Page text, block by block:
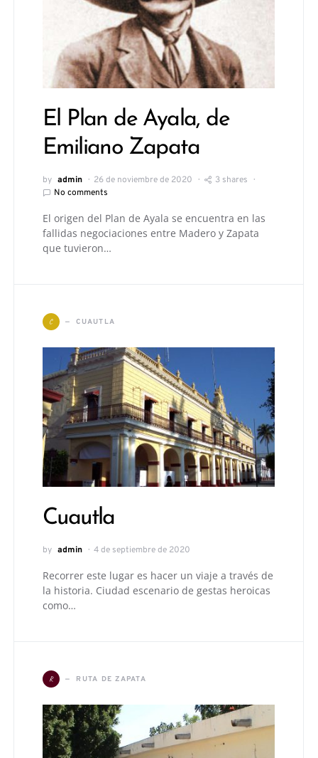
El Plan de Ayala, de
Emiliano Zapata
by admin 26 de noviembre de 2020
3 shares
No comments
El origen del Plan de Ayala se encuentra en las
fallidas negociaciones entre Madero y Zapata
que tuvieron…
C CUAUTLA
Cuautla
by admin 4 de septiembre de 2020
Recorrer este lugar es hacer un viaje a través de
la historia. Ciudad escenario de gestas heroicas
como…
R RUTA DE ZAPATA